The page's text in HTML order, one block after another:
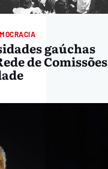
gaúchas
de Comissões